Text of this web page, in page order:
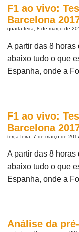
F1 ao vivo:
Barcelona
quarta-feira, 8 de março de
A partir das 8
abaixo tudo o que
Espanha, onde a
F1 ao vivo:
Barcelona
terça-feira, 7 de março de
A partir das 8
abaixo tudo o que
Espanha, onde a
Análise da